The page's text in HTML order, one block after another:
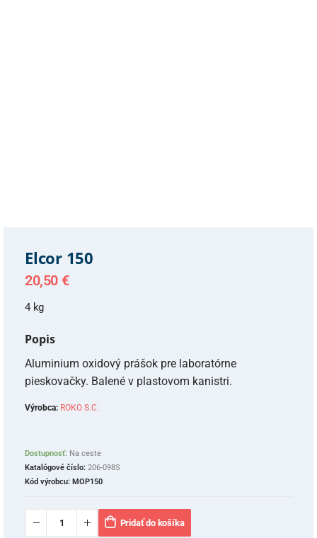
Elcor 150
20,50 €
4 kg
Popis
Aluminium oxidový prášok pre laboratórne
pieskovačky. Balené v plastovom kanistri.
Výrobca: ROKO S.C.
Dostupnosť: Na ceste
Katalógové číslo: 206-098S
Kód výrobcu: MOP150
Pridať do košíka